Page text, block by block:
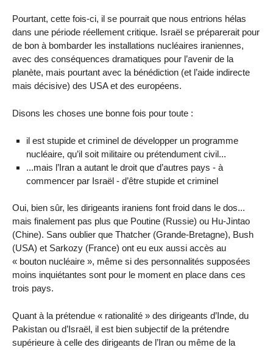
Pourtant, cette fois-ci, il se pourrait que nous entrions hélas
dans une période réellement critique. Israël se préparerait pour
de bon à bombarder les installations nucléaires iraniennes,
avec des conséquences dramatiques pour l’avenir de la
planète, mais pourtant avec la bénédiction (et l’aide indirecte
mais décisive) des USA et des européens.
Disons les choses une bonne fois pour toute :
il est stupide et criminel de développer un programme
nucléaire, qu’il soit militaire ou prétendument civil...
...mais l’Iran a autant le droit que d’autres pays - à
commencer par Israël - d’être stupide et criminel
Oui, bien sûr, les dirigeants iraniens font froid dans le dos...
mais finalement pas plus que Poutine (Russie) ou Hu-Jintao
(Chine). Sans oublier que Thatcher (Grande-Bretagne), Bush
(USA) et Sarkozy (France) ont eu eux aussi accès au
« bouton nucléaire », même si des personnalités supposées
moins inquiétantes sont pour le moment en place dans ces
trois pays.
Quant à la prétendue « rationalité » des dirigeants d’Inde, du
Pakistan ou d’Israël, il est bien subjectif de la prétendre
supérieure à celle des dirigeants de l’Iran ou même de la